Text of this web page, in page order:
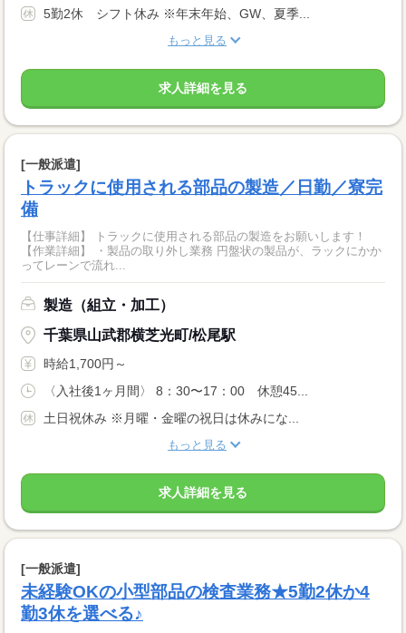
5勤2休 シフト休み ※年末年始、GW、夏季...
もっと見る
求人詳細を見る
[一般派遣]
トラックに使用される部品の製造／日勤／寮完
備
【仕事詳細】 トラックに使用される部品の製造をお願いします！
【作業詳細】 ・製品の取り外し業務 円盤状の製品が、ラックにかか
ってレーンで流れ...
製造（組立・加工）
千葉県山武郡横芝光町/松尾駅
時給1,700円～
〈入社後1ヶ月間〉 8：30〜17：00 休憩45...
土日祝休み ※月曜・金曜の祝日は休みにな...
もっと見る
求人詳細を見る
[一般派遣]
未経験OKの小型部品の検査業務★5勤2休か4
勤3休を選べる♪